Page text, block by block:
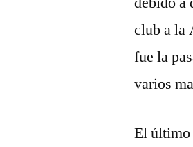
club a la
fue la
varios
El último